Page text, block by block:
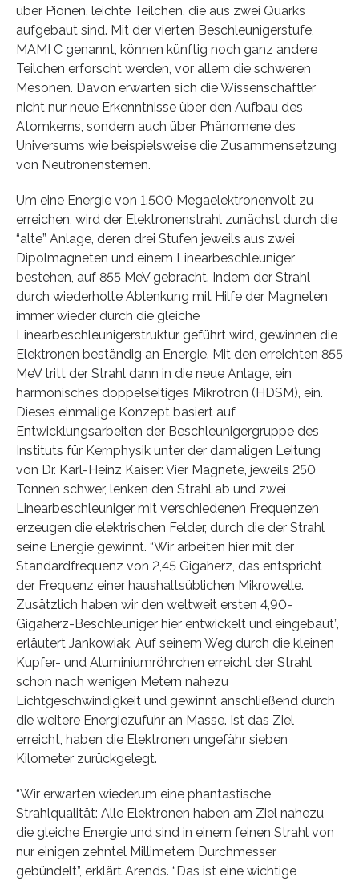
über Pionen, leichte Teilchen, die aus zwei Quarks
aufgebaut sind. Mit der vierten Beschleunigerstufe,
MAMI C genannt, können künftig noch ganz andere
Teilchen erforscht werden, vor allem die schweren
Mesonen. Davon erwarten sich die Wissenschaftler
nicht nur neue Erkenntnisse über den Aufbau des
Atomkerns, sondern auch über Phänomene des
Universums wie beispielsweise die Zusammensetzung
von Neutronensternen.
Um eine Energie von 1.500 Megaelektronenvolt zu
erreichen, wird der Elektronenstrahl zunächst durch die
“alte” Anlage, deren drei Stufen jeweils aus zwei
Dipolmagneten und einem Linearbeschleuniger
bestehen, auf 855 MeV gebracht. Indem der Strahl
durch wiederholte Ablenkung mit Hilfe der Magneten
immer wieder durch die gleiche
Linearbeschleunigerstruktur geführt wird, gewinnen die
Elektronen beständig an Energie. Mit den erreichten 855
MeV tritt der Strahl dann in die neue Anlage, ein
harmonisches doppelseitiges Mikrotron (HDSM), ein.
Dieses einmalige Konzept basiert auf
Entwicklungsarbeiten der Beschleunigergruppe des
Instituts für Kernphysik unter der damaligen Leitung
von Dr. Karl-Heinz Kaiser: Vier Magnete, jeweils 250
Tonnen schwer, lenken den Strahl ab und zwei
Linearbeschleuniger mit verschiedenen Frequenzen
erzeugen die elektrischen Felder, durch die der Strahl
seine Energie gewinnt. “Wir arbeiten hier mit der
Standardfrequenz von 2,45 Gigaherz, das entspricht
der Frequenz einer haushaltsüblichen Mikrowelle.
Zusätzlich haben wir den weltweit ersten 4,90-
Gigaherz-Beschleuniger hier entwickelt und eingebaut”,
erläutert Jankowiak. Auf seinem Weg durch die kleinen
Kupfer- und Aluminiumröhrchen erreicht der Strahl
schon nach wenigen Metern nahezu
Lichtgeschwindigkeit und gewinnt anschließend durch
die weitere Energiezufuhr an Masse. Ist das Ziel
erreicht, haben die Elektronen ungefähr sieben
Kilometer zurückgelegt.
“Wir erwarten wiederum eine phantastische
Strahlqualität: Alle Elektronen haben am Ziel nahezu
die gleiche Energie und sind in einem feinen Strahl von
nur einigen zehntel Millimetern Durchmesser
gebündelt”, erklärt Arends. “Das ist eine wichtige